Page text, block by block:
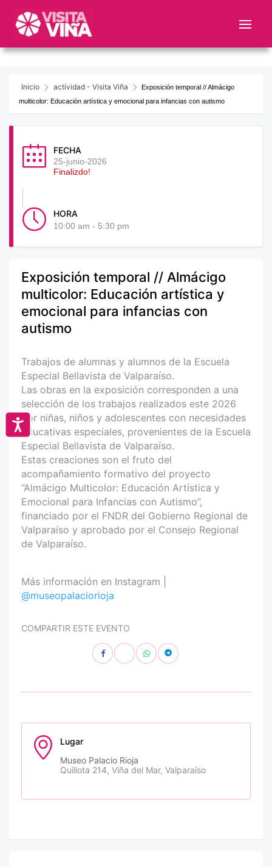
este
web
sistema
Accesibilidad
Inicio actividad - Visita Viña
Exposición temporal // Almácigo
multicolor: Educación artística y emocional para infancias con autismo
FECHA
25-junio-2026
Finalizdo!
HORA
10:00 am - 5:30 pm
Exposición temporal // Almácigo
multicolor: Educación artística y
emocional para infancias con
autismo
Trabajos de alumnas y alumnos de la Escuela
Especial Bellavista de Valparaíso.
Las obras en la exposición corresponden a una
selección de los trabajos realizados este 2026
por niñas, niños y adolescentes con necesidades
educativas especiales, provenientes de la Escuela
Especial Bellavista de Valparaíso.
Estas creaciones son el fruto del
acompañamiento formativo del proyecto
“Almácigo Multicolor: Educación Artística y
Emocional para Infancias con Autismo”,
financiado por el FNDR del Gobierno Regional de
Valparaíso y aprobado por el Consejo Regional
de Valparaíso.
Más información en Instagram |
@museopalaciorioja
COMPARTIR ESTE EVENTO
Lugar
Museo Palacio Rioja
Quillota 214, Viña del Mar, Valparaíso